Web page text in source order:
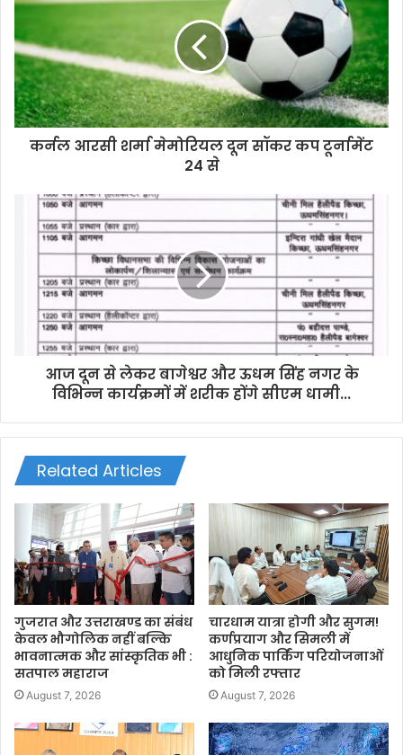
m
a
i
l
a
d
कर्नल आरसी शर्मा मेमोरियल दून सॉकर कप टूर्नामेंट
24 से
आज दून से लेकर बागेश्वर और ऊधम सिंह नगर के
विभिन्न कार्यक्रमों में शरीक होंगे सीएम धामी...
Related Articles
गुजरात और उत्तराखण्ड का संबंध
केवल भौगोलिक नहीं बल्कि
भावनात्मक और सांस्कृतिक भी :
सतपाल महाराज
August 7, 2026
चारधाम यात्रा होगी और सुगम!
कर्णप्रयाग और सिमली में
आधुनिक पार्किंग परियोजनाओं
को मिली रफ्तार
August 7, 2026